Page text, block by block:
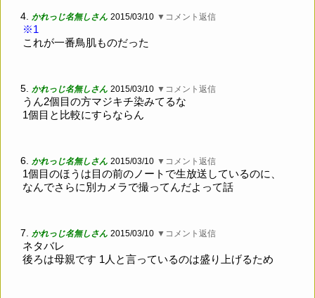
4. かれっじ名無しさん 2015/03/10 ▼コメント返信
※1
これが一番鳥肌ものだった
5. かれっじ名無しさん 2015/03/10 ▼コメント返信
うん2個目の方マジキチ染みてるな
1個目と比較にすらならん
6. かれっじ名無しさん 2015/03/10 ▼コメント返信
1個目のほうは目の前のノートで生放送しているのに、
なんでさらに別カメラで撮ってんだよって話
7. かれっじ名無しさん 2015/03/10 ▼コメント返信
ネタバレ
後ろは母親です 1人と言っているのは盛り上げるため